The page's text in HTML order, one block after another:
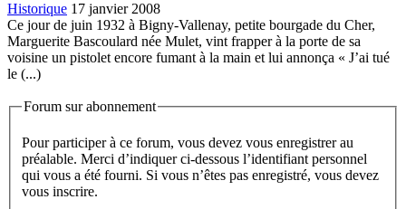
Historique 17 janvier 2008
Ce jour de juin 1932 à Bigny-Vallenay, petite bourgade du Cher,
Marguerite Bascoulard née Mulet, vint frapper à la porte de sa
voisine un pistolet encore fumant à la main et lui annonça « J’ai tué
le (...)
Forum sur abonnement
Pour participer à ce forum, vous devez vous enregistrer au
préalable. Merci d’indiquer ci-dessous l’identifiant personnel
qui vous a été fourni. Si vous n’êtes pas enregistré, vous devez
vous inscrire.